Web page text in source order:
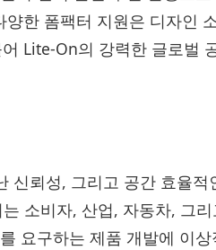
한 폼팩터 지원은 디자인
Lite-On의 강력한 글로벌
신뢰성, 그리고 공간 효율적
소비자, 산업, 자동차, 그
요구하는 제품 개발에 이상